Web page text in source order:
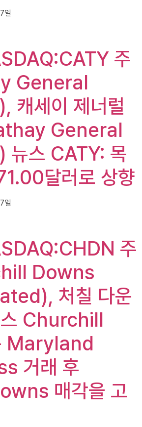
일
주
General
캐세이 제너럴
General
스 CATY: 목
달러로 상향
일
주
Downs
처칠 다운
스 Churchill
Maryland
거래 후
매각을 고